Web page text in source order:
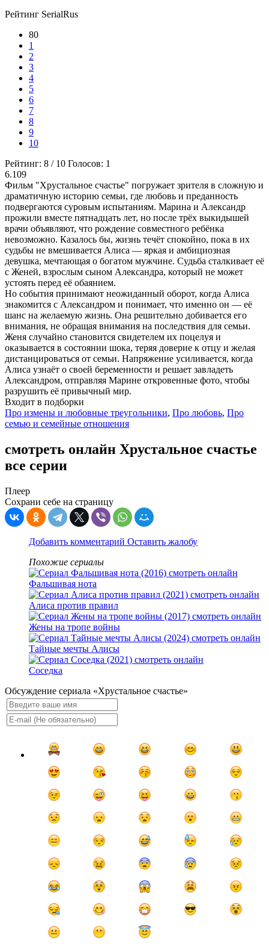
Рейтинг SerialRus
80
1
2
3
4
5
6
7
8
9
10
Рейтинг: 8 / 10 Голосов: 1
6.109
Фильм "Хрустальное счастье" погружает зрителя в сложную и
драматичную историю семьи, где любовь и преданность
подвергаются суровым испытаниям. Марина и Александр
прожили вместе пятнадцать лет, но после трёх выкидышей
врачи объявляют, что рождение совместного ребёнка
невозможно. Казалось бы, жизнь течёт спокойно, пока в их
судьбы не вмешивается Алиса — яркая и амбициозная
девушка, мечтающая о богатом мужчине. Судьба сталкивает её
с Женей, взрослым сыном Александра, который не может
устоять перед её обаянием.
Но события принимают неожиданный оборот, когда Алиса
знакомится с Александром и понимает, что именно он — её
шанс на желаемую жизнь. Она решительно добивается его
внимания, не обращая внимания на последствия для семьи.
Женя случайно становится свидетелем их поцелуя и
оказывается в состоянии шока, теряя доверие к отцу и желая
дистанцироваться от семьи. Напряжение усиливается, когда
Алиса узнаёт о своей беременности и решает завладеть
Александром, отправляя Марине откровенные фото, чтобы
разрушить её привычный мир.
Входит в подборки
Про измены и любовные треугольники, Про любовь, Про
семью и семейные отношения
смотреть онлайн Хрустальное счастье
все серии
Плеер
Сохрани себе на страницу
Добавить комментарий Оставить жалобу
Похожие сериалы
Фальшивая нота
Алиса против правил
Жены на тропе войны
Тайные мечты Алисы
Соседка
Обсуждение сериала «Хрустальное счастье»